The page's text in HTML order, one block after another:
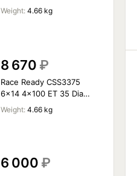
Weight: 4.66 kg
8 670 ₽
Race Ready CSS3375
6x14 4x100 ET 35 Dia
60.1 G-LP
Weight: 4.66 kg
6 000 ₽